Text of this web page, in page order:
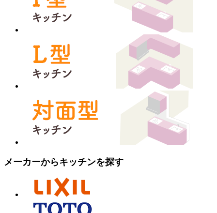
メーカーからキッチンを探す